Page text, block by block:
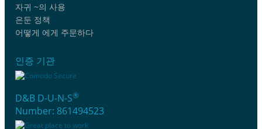
자귀 ~의 사용
은둔 정책
어떻게 에게 주문하다
인증 기관
D&B D-U-N-S®
Number: 861494523